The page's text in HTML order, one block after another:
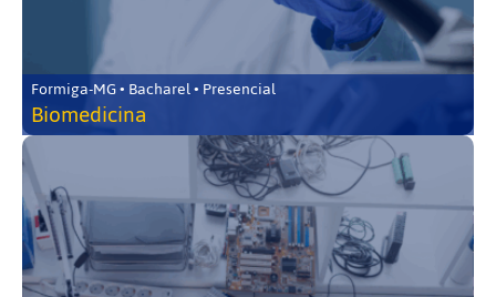
Formiga-MG • Bacharel • Presencial
Biomedicina